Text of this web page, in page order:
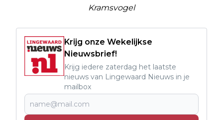
Kramsvogel
Krijg onze Wekelijkse
Nieuwsbrief!
Krijg iedere zaterdag het laatste
nieuws van Lingewaard Nieuws in je
mailbox